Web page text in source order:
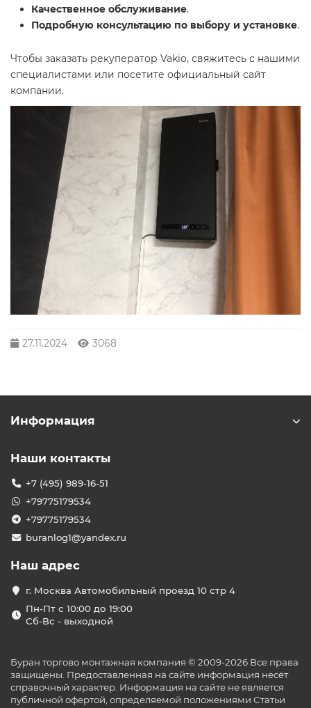
Качественное обслуживание.
Подробную консультацию по выбору и установке.
Чтобы заказать рекуператор Vakio, свяжитесь с нашими
специалистами или посетите официальный сайт
компании.
27.11.2024 3068
Информация
Наши контакты
+7 (495) 989-16-51
+79775179534
+79775179534
buranlog1@yandex.ru
Наш адрес
г. Москва Автомобильный проезд 10 стр 4
Пн-Пт с 10:00 до 19:00
Сб-Вс - выходной
Буран торгово монтажная компания © 2009-2026 Все права
защищены. Предоставленная на сайте информация несёт
справочный характер. Информация на сайте не является
публичной офертой, определяемой положениями Статьи